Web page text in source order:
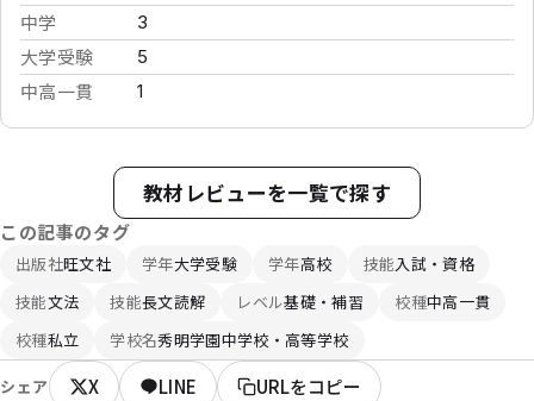
中学 3
大学受験 5
中高一貫 1
教材レビューを一覧で探す
この記事のタグ
出版社旺文社 学年大学受験 学年高校 技能入試・資格
技能文法 技能長文読解 レベル基礎・補習 校種中高一貫
校種私立 学校名秀明学園中学校・高等学校
シェア X LINE
URLをコピー